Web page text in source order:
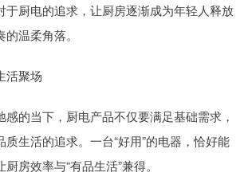
于厨电的追求，让厨房逐渐成为年轻人释放
温柔角落。
聚场
的当下，厨电产品不仅要满足基础需求，
生活的追求。一台“好用”的电器，恰好能
房效率与“有品生活”兼得。